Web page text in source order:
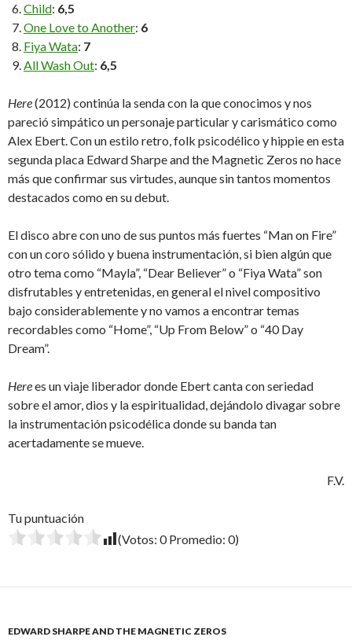
Child: 6,5
One Love to Another: 6
Fiya Wata: 7
All Wash Out: 6,5
Here(2012) continúa la senda con la que conocimos y nos
pareció simpático un personaje particular y carismático como
Alex Ebert. Con un estilo retro, folk psicodélico y hippie en esta
segunda placa Edward Sharpe and the Magnetic Zeros no hace
más que confirmar sus virtudes, aunque sin tantos momentos
destacados como en su debut.
El disco abre con uno de sus puntos más fuertes “Man on Fire”
con un coro sólido y buena instrumentación, si bien algún que
otro tema como “Mayla”, “Dear Believer” o “Fiya Wata” son
disfrutables y entretenidas, en general el nivel compositivo
bajo considerablemente y no vamos a encontrar temas
recordables como “Home”, “Up From Below” o “40 Day
Dream”.
Herees un viaje liberador donde Ebert canta con seriedad
sobre el amor, dios y la espiritualidad, dejándolo divagar sobre
la instrumentación psicodélica donde su banda tan
acertadamente se mueve.
F.V.
Tu puntuación
(Votos: 0Promedio: 0)
EDWARD SHARPE AND THE MAGNETIC ZEROS